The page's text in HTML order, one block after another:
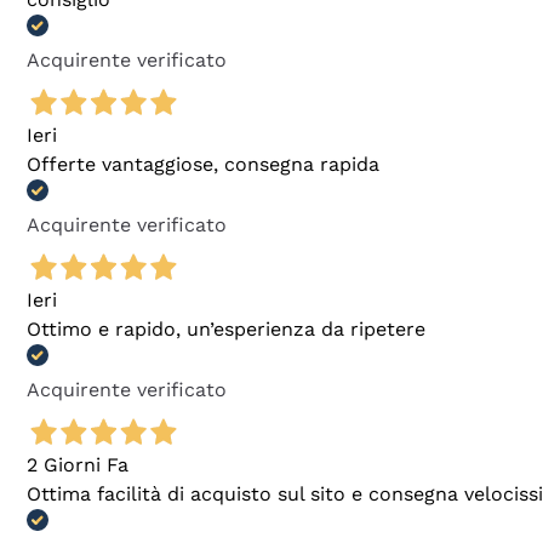
Acquirente verificato
Ieri
Offerte vantaggiose, consegna rapida
Acquirente verificato
Ieri
Ottimo e rapido, un’esperienza da ripetere
Acquirente verificato
2 Giorni Fa
Ottima facilità di acquisto sul sito e consegna